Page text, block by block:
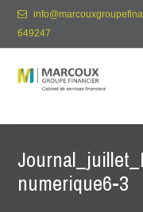
649247
numerique6-3